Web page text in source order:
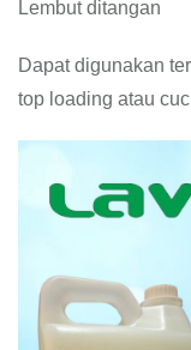
Lembut ditangan
Dapat digunakan
top loading atau